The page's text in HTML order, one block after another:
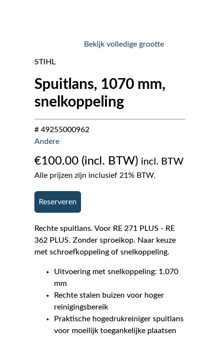
Bekijk volledige grootte
STIHL
Spuitlans, 1070 mm,
snelkoppeling
# 49255000962
Andere
€100.00 incl. BTW
Alle prijzen zijn inclusief 21% BTW.
Reserveren
Rechte spuitlans. Voor RE 271 PLUS - RE
362 PLUS. Zonder sproeikop. Naar keuze
met schroefkoppeling of snelkoppeling.
Uitvoering met snelkoppeling: 1.070
mm
Rechte stalen buizen voor hoger
reinigingsbereik
Praktische hogedrukreiniger spuitlans
voor moeilijk toegankelijke plaatsen